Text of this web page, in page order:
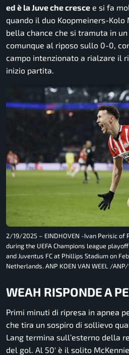
ed è la Juve che cresce e si fa
quando il duo Koopmeiners-Kolo
bella chance che si tramuta in
comunque al riposo sullo 0-0,
campo intenzionato a rialzare il
inizio partita.
2/19/2025 – EINDHOVEN -Ivan Perisic of
during the UEFA Champions league
and Juventus FC at Phillips Stadium on
Netherlands. ANP KOEN VAN WEEL /
WEAH RISPONDE A
Primi minuti di ripresa in apnea
che tira un sospiro di sollievo
Lang termina sull’esterno della
del gol. Al 50′ è il solito